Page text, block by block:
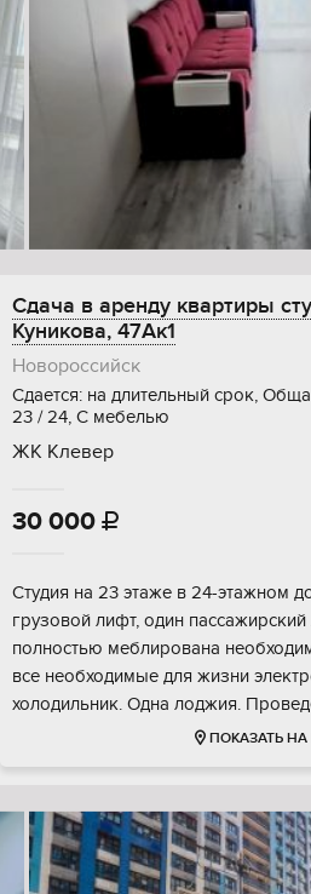
Сдача в аренду квартиры
Куникова, 47Ак1
Новороссийск
Сдается: на длительный срок,
23 / 24, С мебелью
ЖК Клевер
30 000 
Студия на 23 этаже в 24-этажном
грузовой лифт, один
полностью меблирована
все необходимые для жизни
холодильник. Одна лоджия.
ПОКАЗАТЬ НА